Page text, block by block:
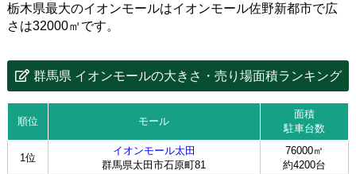
栃木県最大のイオンモールはイオンモール佐野新都市で広
さは32000㎡です。
群馬県 イオンモールの大きさ・売り場面積ランキング
順位 モール
面積
駐車台数
1位
イオンモール太田
群馬県太田市石原町81
76000㎡
約4200台